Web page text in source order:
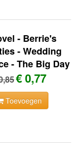
- Berrie's
- Wedding
- The Big Day
€ 0,77
Toevoegen